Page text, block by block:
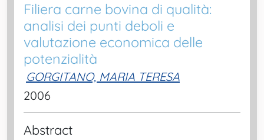
Filiera carne bovina di qualità:
analisi dei punti deboli e
valutazione economica delle
potenzialità
GORGITANO, MARIA TERESA
2006
Abstract